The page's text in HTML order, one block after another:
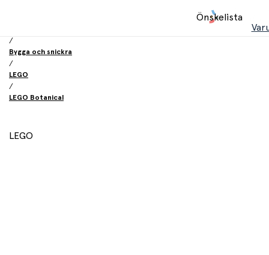
Önskelista
/
Bygga och snickra
/
LEGO
/
LEGO Botanical
LEGO